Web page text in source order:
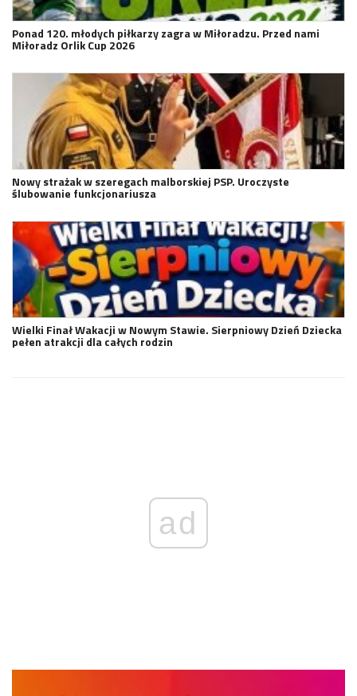
Ponad 120. młodych piłkarzy zagra w Miłoradzu. Przed nami
Miłoradz Orlik Cup 2026
Nowy strażak w szeregach malborskiej PSP. Uroczyste
ślubowanie funkcjonariusza
Wielki Finał Wakacji w Nowym Stawie. Sierpniowy Dzień Dziecka
pełen atrakcji dla całych rodzin
ad